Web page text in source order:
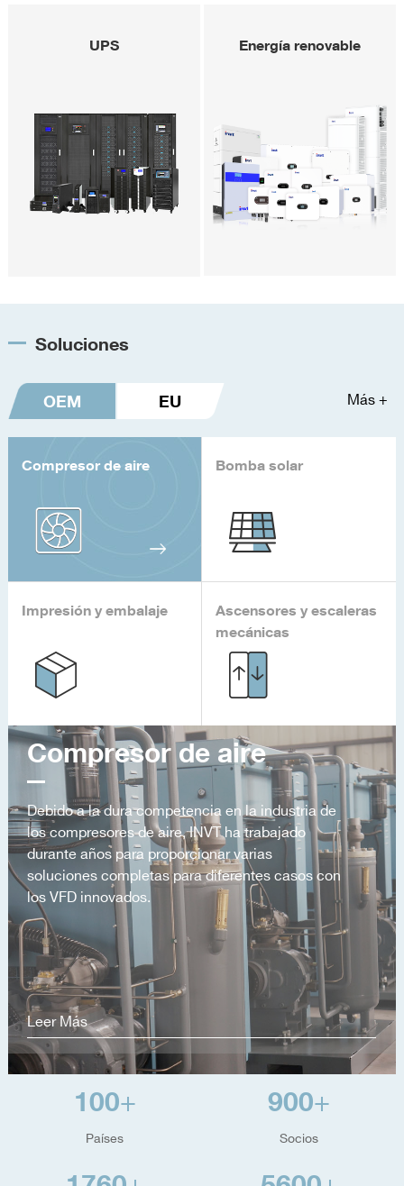
UPS Energía renovable
Soluciones
OEM EU Más +
Compresor de aire Bomba solar
Impresión y embalaje
Ascensores y escaleras
mecánicas
Compresor de aire
Debido a la dura competencia en la industria de
los compresores de aire, INVT ha trabajado
durante años para proporcionar varias
soluciones completas para diferentes casos con
los VFD innovados.
Leer Más
100+
Países
900+
Socios